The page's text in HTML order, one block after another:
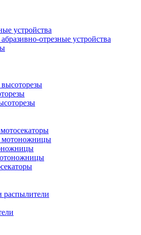
устройства
отрезные устройства
мотоножницы
распылители